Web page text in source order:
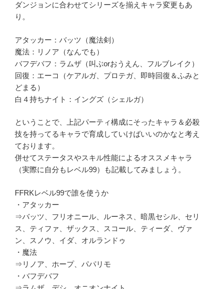
ダンジョンに合わせてシリーズを揃えキャラ変更もあ
り。
アタッカー：バッツ（魔法剣）
魔法：リノア（なんでも）
バフデバフ：ラムザ（叫ぶorおうえん、フルブレイク）
回復：エーコ（ケアルガ、プロテガ、即時回復＆ふみと
どまる）
白４持ちナイト：イングズ（シェルガ）
ということで、上記パーティ構成にそったキャラ＆必殺
技を持ってるキャラで育成していけばいいのかなと考え
ております。
併せてステータスやスキル性能によるオススメキャラ
（実際に自分もレベル99）も記載してみましょう。
FFRKレベル99で誰を使うか
・アタッカー
⇒バッツ、フリオニール、ルーネス、暗黒セシル、セリ
ス、ティファ、ザックス、スコール、ティーダ、ヴァ
ン、スノウ、イダ、オルランドゥ
・魔法
⇒リノア、ホープ、パパリモ
・バフデバフ